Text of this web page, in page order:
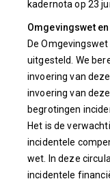
kadernota op 23
Omgevingswet
De
uitgesteld. We
invoering van
invoering van
begrotingen
Het is de
incidentele
wet. In deze
incidentele